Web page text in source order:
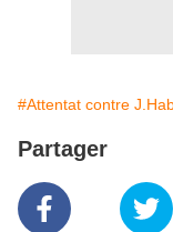
#Attentat contre
Partager